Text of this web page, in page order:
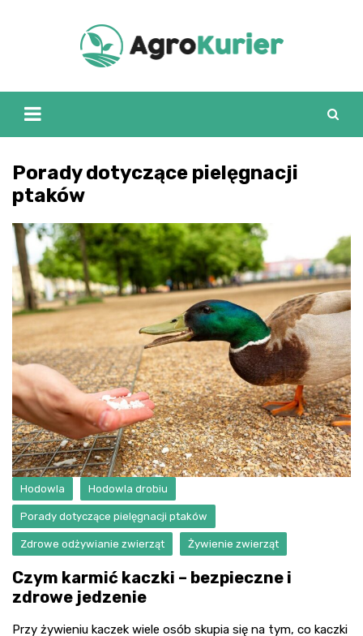
Porady dotyczące pielęgnacji
ptaków
Hodowla Hodowla drobiu
Porady dotyczące pielęgnacji ptaków
Zdrowe odżywianie zwierząt Żywienie zwierząt
Czym karmić kaczki – bezpieczne i
zdrowe jedzenie
Przy żywieniu kaczek wiele osób skupia się na tym, co kaczki